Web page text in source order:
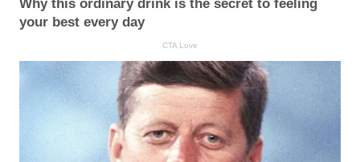
Why this ordinary drink is the secret to feeling
your best every day
CTA Love